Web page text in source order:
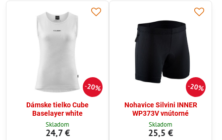
20%
Dámske tielko Cube
Baselayer white
Skladom
24,7 €
20%
Nohavice Silvini INNER
WP373V vnútorné
Skladom
25,5 €